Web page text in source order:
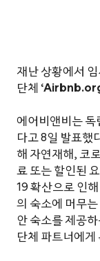
재난 상황에서
단체
에어비앤비는
다고 8일 발표했
해 자연재해, 코
료 또는 할인된
19 확산으로 인
의 숙소에 머무
안 숙소를 제공
단체 파트너에게